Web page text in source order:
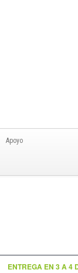
Apoyo
ENTREGA EN 3 A 4